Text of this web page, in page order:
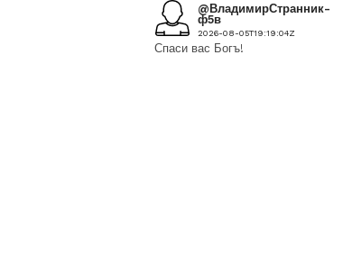
@ВладимирСтранник-
ф5в
2026-08-05T19:19:04Z
Спаси вас Богъ!